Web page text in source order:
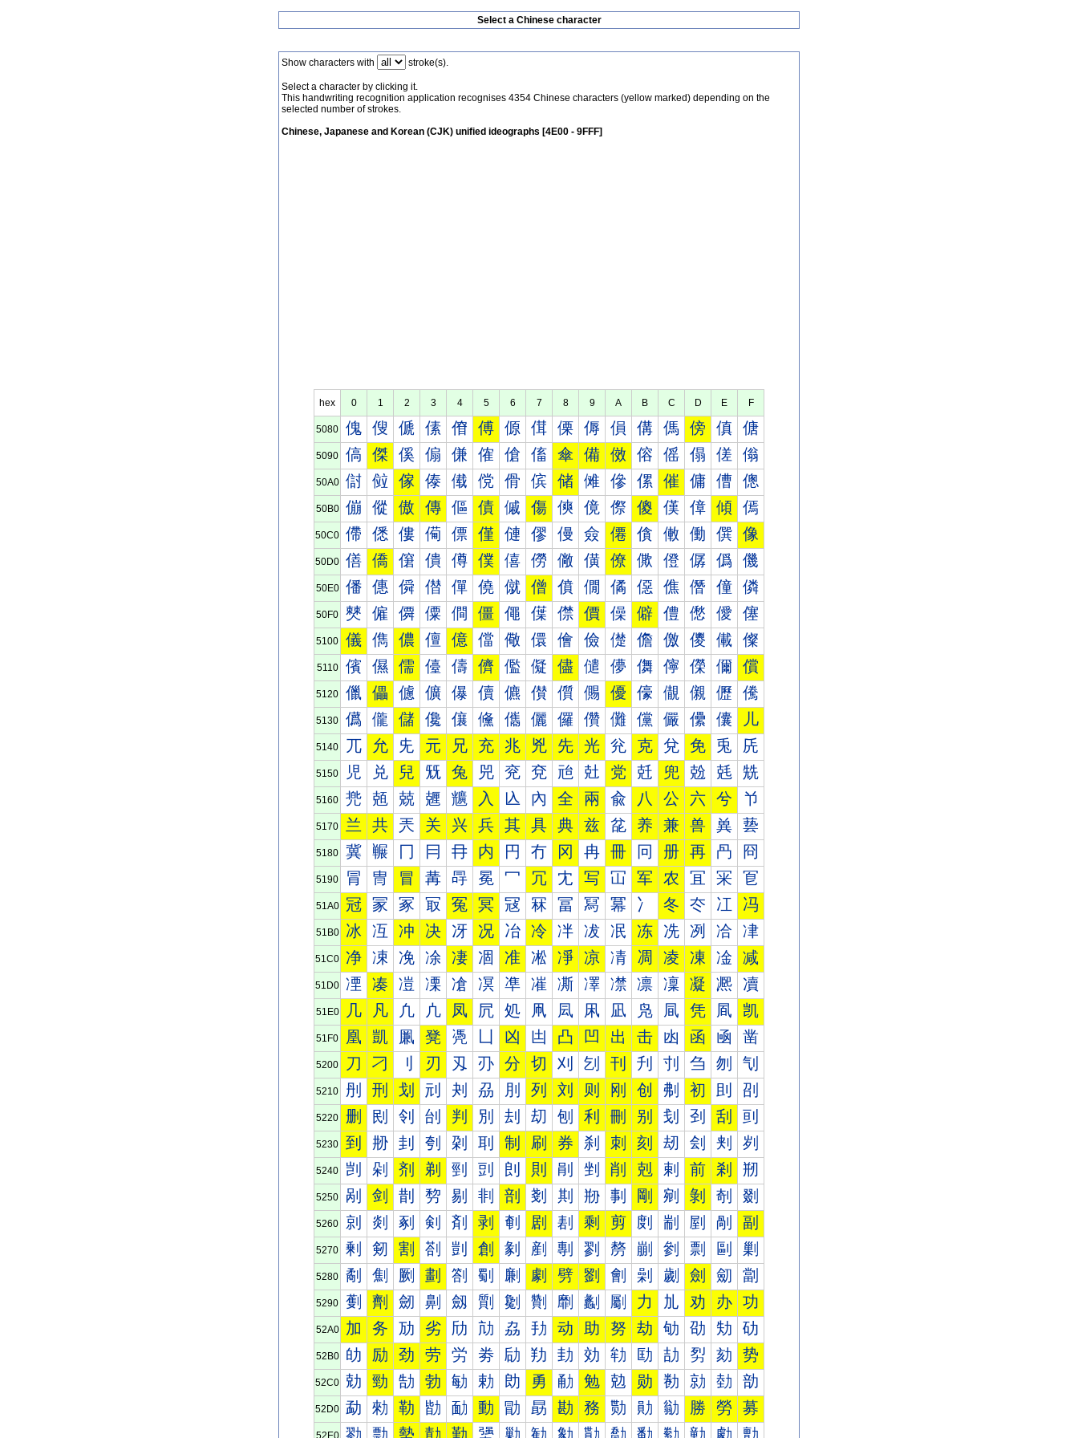
Select a Chinese character
Show characters with stroke(s).
Select a character by clicking it.
This handwriting recognition application recognises 4354 Chinese characters (yellow marked) depending on the
selected number of strokes.
Chinese, Japanese and Korean (CJK) unified ideographs [4E00 - 9FFF]
hex 0 1 2 3 4 5 6 7 8 9 A B C D E F
5080 傀 傁 傂 傃 傄 傅 傆 傇 傈 傉 傊 傋 傌 傍 傎 傏
5090 傐 傑 傒 傓 傔 傕 傖 傗 傘 備 傚 傛 傜 傝 傞 傟
50A0 傠 傡 傢 傣 傤 傥 傦 傧 储 傩 傪 傫 催 傭 傮 傯
50B0 傰 傱 傲 傳 傴 債 傶 傷 傸 傹 傺 傻 傼 傽 傾 傿
50C0 僀 僁 僂 僃 僄 僅 僆 僇 僈 僉 僊 僋 僌 働 僎 像
50D0 僐 僑 僒 僓 僔 僕 僖 僗 僘 僙 僚 僛 僜 僝 僞 僟
50E0 僠 僡 僢 僣 僤 僥 僦 僧 僨 僩 僪 僫 僬 僭 僮 僯
50F0 僰 僱 僲 僳 僴 僵 僶 僷 僸 價 僺 僻 僼 僽 僾 僿
5100 儀 儁 儂 儃 億 儅 儆 儇 儈 儉 儊 儋 儌 儍 儎 儏
5110 儐 儑 儒 儓 儔 儕 儖 儗 儘 儙 儚 儛 儜 儝 儞 償
5120 儠 儡 儢 儣 儤 儥 儦 儧 儨 儩 優 儫 儬 儭 儮 儯
5130 儰 儱 儲 儳 儴 儵 儶 儷 儸 儹 儺 儻 儼 儽 儾 儿
5140 兀 允 兂 元 兄 充 兆 兇 先 光 兊 克 兌 免 兎 兏
5150 児 兑 兒 兓 兔 兕 兖 兗 兘 兙 党 兛 兜 兝 兞 兟
5160 兠 兡 兢 兣 兤 入 兦 內 全 兩 兪 八 公 六 兮 兯
5170 兰 共 兲 关 兴 兵 其 具 典 兹 兺 养 兼 兽 兾 兿
5180 冀 冁 冂 冃 冄 内 円 冇 冈 冉 冊 冋 册 再 冎 冏
5190 冐 冑 冒 冓 冔 冕 冖 冗 冘 写 冚 军 农 冝 冞 冟
51A0 冠 冡 冢 冣 冤 冥 冦 冧 冨 冩 冪 冫 冬 冭 冮 冯
51B0 冰 冱 冲 决 冴 况 冶 冷 冸 冹 冺 冻 冼 冽 冾 冿
51C0 净 凁 凂 凃 凄 凅 准 凇 凈 凉 凊 凋 凌 凍 凎 减
51D0 凐 凑 凒 凓 凔 凕 凖 凗 凘 凙 凚 凛 凜 凝 凞 凟
51E0 几 凡 凢 凣 凤 凥 処 凧 凨 凩 凪 凫 凬 凭 凮 凯
51F0 凰 凱 凲 凳 凴 凶 凷 凸 凹 出 击 凼 函 凾 凿
5200 刀 刁 刂 刃 刄 刅 分 切 刈 刉 刊 刋 刌 刍 刎 刏
5210 刐 刑 划 刓 刔 刕 刖 列 刘 则 刚 创 刜 初 刞 刟
5220 删 刡 刢 刣 判 別 刦 刧 刨 利 刪 别 刬 刭 刮 刯
5230 到 刱 刲 刳 刴 刵 制 刷 券 刹 刺 刻 刼 刽 刾 刿
5240 剀 剁 剂 剃 剄 剅 剆 則 剈 剉 削 剋 剌 前 剎 剏
5250 剐 剑 剒 剓 剔 剕 剖 剗 剘 剙 剚 剛 剜 剝 剞 剟
5260 剠 剡 剢 剣 剤 剥 剦 剧 剨 剩 剪 剫 剬 剭 剮 副
5270 剰 剱 割 剳 剴 創 剶 剷 剸 剹 剺 剻 剼 剽 剾 剿
5280 劀 劁 劂 劃 劄 劅 劆 劇 劈 劉 劊 劋 劌 劍 劎 劏
5290 劐 劑 劒 劓 劔 劕 劖 劗 劘 劙 劚 力 劜 劝 办 功
52A0 加 务 劢 劣 劤 劥 劦 劧 动 助 努 劫 劬 劭 劮 劯
52B0 劰 励 劲 劳 労 劵 劶 劷 劸 効 劺 劻 劼 劽 劾 势
52C0 勀 勁 勂 勃 勄 勅 勆 勇 勈 勉 勊 勋 勌 勍 勎 勏
52D0 勐 勑 勒 勓 勔 動 勖 勗 勘 務 勚 勛 勜 勝 勞 募
52E0 勠 勡 勢 勣 勤 勥 勦 勧 勨 勩 勪 勫 勬 勭 勮 勯